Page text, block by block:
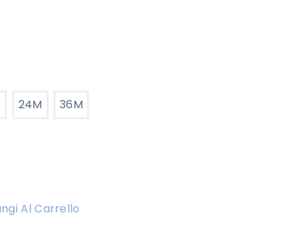
24M 36M
Al Carrello